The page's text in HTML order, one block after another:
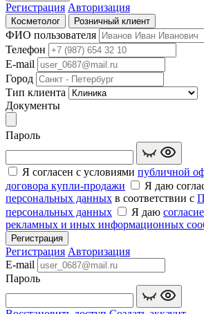
Регистрация Авторизация
Косметолог Розничный клиент
ФИО пользователя
Телефон
E-mail
Город
Тип клиента
Документы
Пароль
Я согласен с условиями публичной
договора купли‑продажи
Я даю
персональных данных в соответствии с
персональных данных
Я даю
рекламных и иных информационных
Регистрация
Регистрация Авторизация
E-mail
Пароль